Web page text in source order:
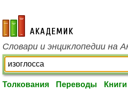
academic.ru
Словари и энциклопедии на
Толкования Переводы Книги